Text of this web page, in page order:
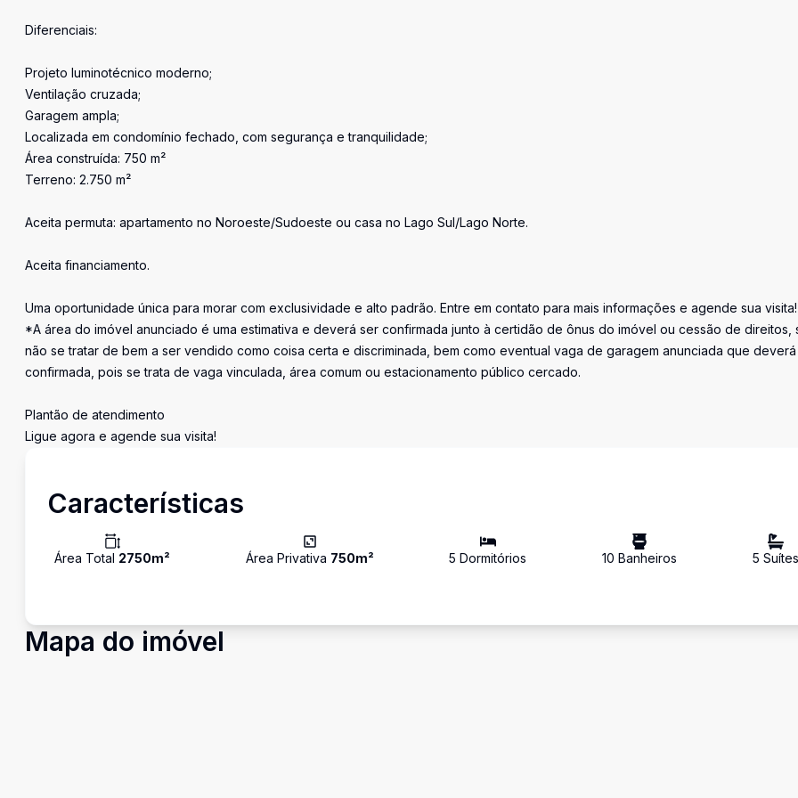
Diferenciais:
Projeto luminotécnico moderno;
Ventilação cruzada;
Garagem ampla;
Localizada em condomínio fechado, com segurança e tranquilidade;
Área construída: 750 m²
Terreno: 2.750 m²
Aceita permuta: apartamento no Noroeste/Sudoeste ou casa no Lago Sul/Lago Norte.
Aceita financiamento.
Uma oportunidade única para morar com exclusividade e alto padrão. Entre em contato para mais informações e agende sua visita!
*A área do imóvel anunciado é uma estimativa e deverá ser confirmada junto à certidão de ônus do imóvel ou cessão de direitos,
não se tratar de bem a ser vendido como coisa certa e discriminada, bem como eventual vaga de garagem anunciada que
confirmada, pois se trata de vaga vinculada, área comum ou estacionamento público cercado.
Plantão de atendimento
Ligue agora e agende sua visita!
Características
Área Total 2750m² Área Privativa 750m² 5 Dormitórios 10 Banheiros 5 Suítes
Mapa do imóvel